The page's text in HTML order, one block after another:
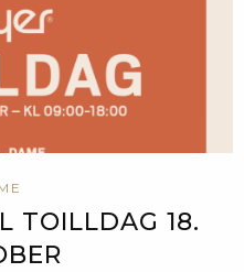
TOILLDAG 18.